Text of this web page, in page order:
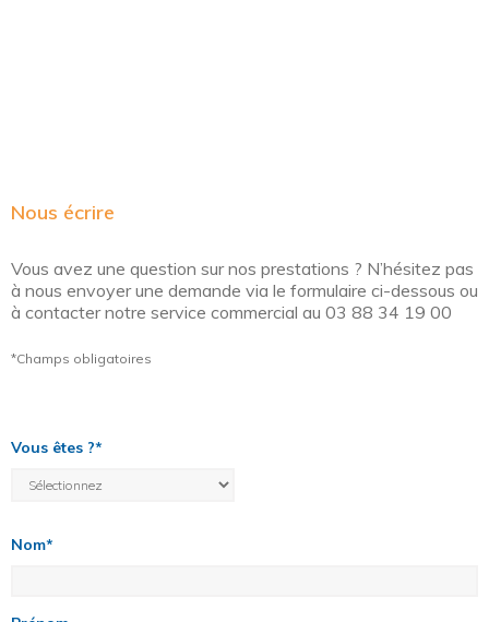
Nous écrire
Vous avez une question sur nos prestations ? N’hésitez pas
à nous envoyer une demande via le formulaire ci-dessous ou
à contacter notre service commercial au 03 88 34 19 00
*Champs obligatoires
Vous êtes ?*
Nom*